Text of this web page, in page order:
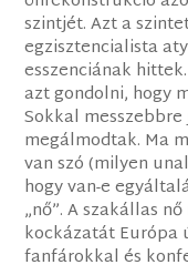
szintjét. Azt a
egzisztencialista
esszenciának
azt gondolni, hogy
Sokkal
megálmodtak. Ma
van szó (milyen
hogy van-e
„nő”. A szakállas
kockázatát Európa
fanfárokkal és